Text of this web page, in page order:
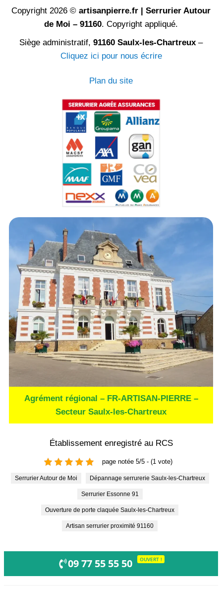
Copyright 2026 © artisanpierre.fr | Serrurier Autour
de Moi – 91160. Copyright appliqué.
Siège administratif, 91160 Saulx-les-Chartreux –
Cliquez ici pour nous écrire
Plan du site
Agrément régional – FR-ARTISAN-PIERRE –
Secteur Saulx-les-Chartreux
Établissement enregistré au RCS
page notée 5/5 - (1 vote)
Serrurier Autour de Moi Dépannage serrurerie Saulx-les-Chartreux
Serrurier Essonne 91
Ouverture de porte claquée Saulx-les-Chartreux
Artisan serrurier proximité 91160
09 77 55 55 50 OUVERT !